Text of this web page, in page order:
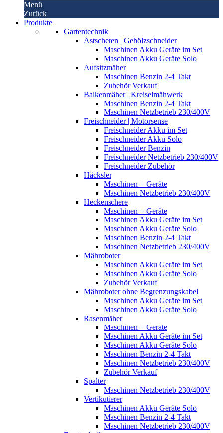
Menü
Zurück
Produkte
Gartentechnik
Astscheren | Gehölzschneider
Maschinen Akku Geräte im Set
Maschinen Akku Geräte Solo
Aufsitzmäher
Maschinen Benzin 2-4 Takt
Zubehör Verkauf
Balkenmäher | Kreiselmähwerk
Maschinen Benzin 2-4 Takt
Maschinen Netzbetrieb 230/400V
Freischneider | Motorsense
Freischneider Akku im Set
Freischneider Akku Solo
Freischneider Benzin
Freischneider Netzbetrieb 230/400V
Freischneider Zubehör
Häcksler
Maschinen + Geräte
Maschinen Netzbetrieb 230/400V
Heckenschere
Maschinen + Geräte
Maschinen Akku Geräte im Set
Maschinen Akku Geräte Solo
Maschinen Benzin 2-4 Takt
Maschinen Netzbetrieb 230/400V
Mähroboter
Maschinen Akku Geräte im Set
Maschinen Akku Geräte Solo
Zubehör Verkauf
Mähroboter ohne Begrenzungskabel
Maschinen Akku Geräte im Set
Maschinen Akku Geräte Solo
Rasenmäher
Maschinen + Geräte
Maschinen Akku Geräte im Set
Maschinen Akku Geräte Solo
Maschinen Benzin 2-4 Takt
Maschinen Netzbetrieb 230/400V
Zubehör Verkauf
Spalter
Maschinen Netzbetrieb 230/400V
Vertikutierer
Maschinen Akku Geräte Solo
Maschinen Benzin 2-4 Takt
Maschinen Netzbetrieb 230/400V